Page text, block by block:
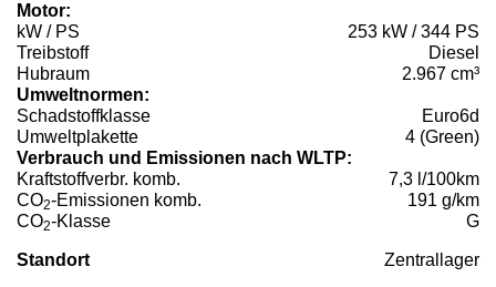
Motor:
kW / PS
253 kW / 344 PS
Treibstoff
Diesel
Hubraum
2.967 cm³
Umweltnormen:
Schadstoffklasse
Euro6d
Umweltplakette
4 (Green)
Verbrauch und Emissionen nach WLTP:
Kraftstoffverbr. komb.
7,3 l/100km
CO2-Emissionen komb.
191 g/km
CO2-Klasse G
Standort Zentrallager